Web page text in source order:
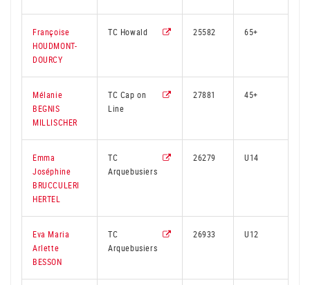
Françoise
HOUDMONT-
DOURCY
TC Howald 25582 65+
Mélanie
BEGNIS
MILLISCHER
TC Cap on
Line
27881 45+
Emma
Joséphine
BRUCCULERI
HERTEL
TC
Arquebusiers
26279 U14
Eva Maria
Arlette
BESSON
TC
Arquebusiers
26933 U12